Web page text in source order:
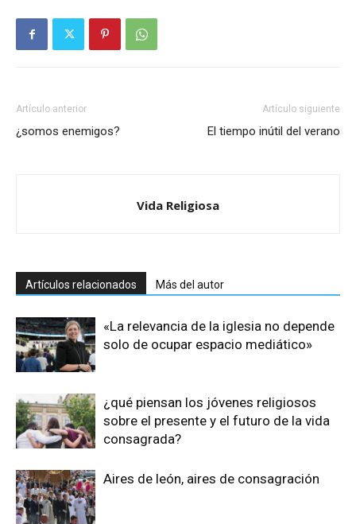
Artículo anterior
¿somos enemigos?
Artículo siguiente
El tiempo inútil del verano
Vida Religiosa
Artículos relacionados Más del autor
«La relevancia de la iglesia no depende
solo de ocupar espacio mediático»
¿qué piensan los jóvenes religiosos
sobre el presente y el futuro de la vida
consagrada?
Aires de león, aires de consagración